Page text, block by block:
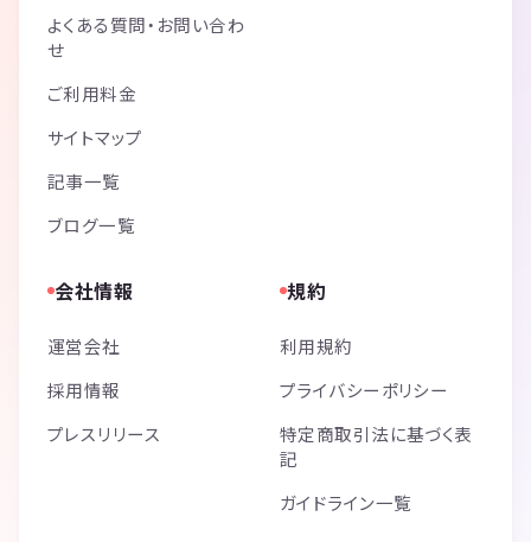
よくある質問・お問い合わ
せ
ご利用料金
サイトマップ
記事一覧
ブログ一覧
会社情報
運営会社
採用情報
プレスリリース
規約
利用規約
プライバシーポリシー
特定商取引法に基づく表
記
ガイドライン一覧